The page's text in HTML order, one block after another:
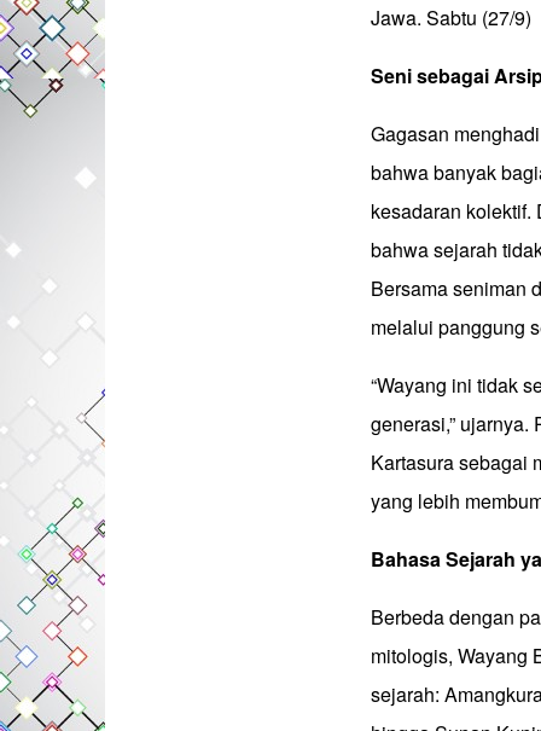
Jawa. Sabtu (27/9)
Senisebagai
Gagasan
bahwa banyak
kesadaran kolektif.
bahwa sejarah
Bersama seniman
melalui panggung
“Wayang ini tidak
generasi,”
Kartasura sebagai
yang lebih
BahasaSejarah
Berbeda dengan
mitologis, Wayang
sejarah: